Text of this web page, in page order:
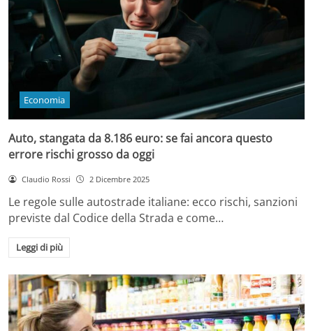
Economia
Auto, stangata da 8.186 euro: se fai ancora questo
errore rischi grosso da oggi
Claudio Rossi 2 Dicembre 2025
Le regole sulle autostrade italiane: ecco rischi, sanzioni
previste dal Codice della Strada e come…
Leggi di più